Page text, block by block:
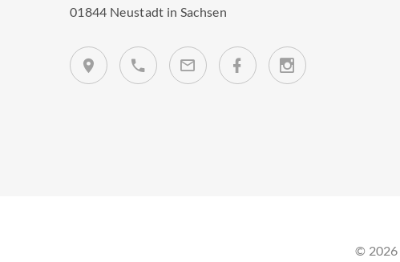
01844 Neustadt in Sachsen
© 2026